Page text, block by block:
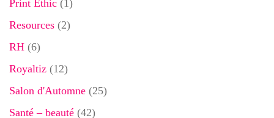
Print Ethic (1)
Resources (2)
RH (6)
Royaltiz (12)
Salon d'Automne (25)
Santé – beauté (42)